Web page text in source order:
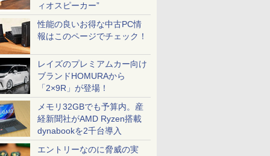
ィオスピーカー”
性能の良いお得な中古PC情
報はこのページでチェック！
レイズのプレミアムカー向け
ブランドHOMURAから
「2×9R」が登場！
メモリ32GBでも予算内。産
経新聞社がAMD Ryzen搭載
dynabookを2千台導入
エントリーなのに脅威の実